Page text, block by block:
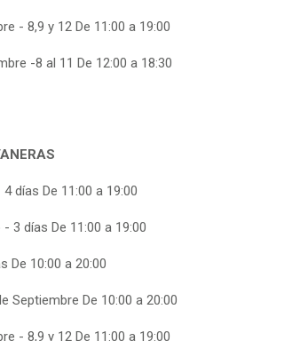
- 8,9 y 12 De 11:00 a 19:00
-8 al 11 De 12:00 a 18:30
días De 11:00 a 19:00
3 días De 11:00 a 19:00
De 10:00 a 20:00
Septiembre De 10:00 a 20:00
- 8,9 y 12 De 11:00 a 19:00